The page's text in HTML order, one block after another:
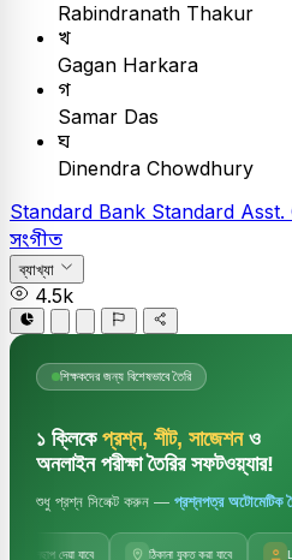
Rabindranath Thakur
খ
Gagan Harkara
গ
Samar Das
ঘ
Dinendra Chowdhury
Standard Bank Standard Asst.
সংগীত
ব্যাখ্যা
4.5k
শিক্ষকদের জন্য বিশেষভাবে তৈরি
১ ক্লিকে প্রশ্ন, শীট, সাজেশনও
অনলাইন পরীক্ষা তৈরির সফটওয়্যার!
শুধু প্রশ্ন সিলেক্ট করুন — প্রশ্নপত্র অটোমেটিক
জলছাপ দেয়া যাবে ঠিকানা যুক্ত করা যাবে